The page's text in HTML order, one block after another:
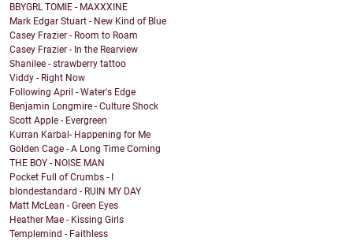
BBYGRL TOMIE - MAXXXINE
Mark Edgar Stuart - New Kind of Blue
Casey Frazier - Room to Roam
Casey Frazier - In the Rearview
Shanilee - strawberry tattoo
Viddy - Right Now
Following April - Water's Edge
Benjamin Longmire - Culture Shock
Scott Apple - Evergreen
Kurran Karbal- Happening for Me
Golden Cage - A Long Time Coming
THE BOY - NOISE MAN
Pocket Full of Crumbs - I
blondestandard - RUIN MY DAY
Matt McLean - Green Eyes
Heather Mae - Kissing Girls
Templemind - Faithless